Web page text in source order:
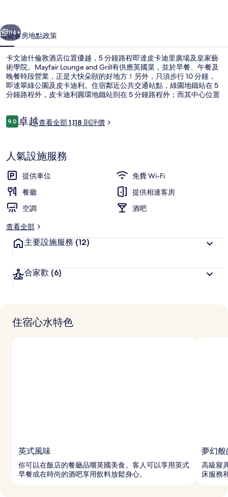
店
相
片
集
個 下一個
114+
概覽客房地點政策
卡文迪什倫敦酒店位置優越，5 分鐘路程即達皮卡迪里廣場及皇家藝
術學院。Mayfair Lounge and Grill有供應英國菜，並於早餐、午餐及
晚餐時段營業，正是大快朵頤的好地方！另外，只須步行 10 分鐘，
即達翠綠公園及皮卡迪利。住宿鄰近公共交通站點，綠園地鐵站在 5
分鐘路程外，皮卡迪利圓環地鐵站則在 5 分鐘路程外；而其中心位置
評
價
9.09.0 分，滿分 10 分，
卓越查看全部 1,118 則評價
人氣設施服務
提供車位
免費 Wi-Fi
餐廳
提供相連客房
空調
酒吧
查看全部
主要設施服務 (12)
合家歡 (6)
住宿心水特色
英式風味
你可以在飯店的餐廳品嚐英國美食。客人可以享用英式
早餐或在時尚的酒吧享用飲料放鬆身心。
夢幻般
高級寢
床服務